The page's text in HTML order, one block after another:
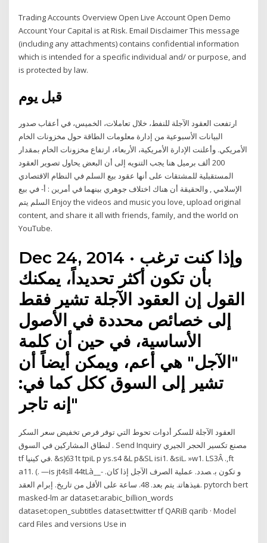
Trading Accounts Overview Open Live Account Open Demo
Account Your Capital is at Risk. Email Disclaimer This message
(including any attachments) contains confidential information
which is intended for a specific individual and/ or purpose, and
is protected by law.
قبل يوم
ارتفعت العقود الآجلة للنفط، خلال تعاملات، الخميس، في أعقاب صدور
البيانات الأسبوعية من إدارة معلومات الطاقة حول مخزونات الخام
الأمريكي. وأعلنت الإدارة الأمريكية، الأربعاء، ارتفاع مخزونات الخام بمقدار
200 ألف برميل هنا يجب التنويه إلى أن البعض يحاول تصوير العقود
المستقبلية للمشتقات على أنها عقود بيع السلم في النظام الاقتصادي
الإسلامي , والحقيقة أن هناك اختلاف جوهري بينهما في أمرين : أ- في بيع
السلم يتم Enjoy the videos and music you love, upload original
content, and share it all with friends, family, and the world on
YouTube.
Dec 24, 2014 · وإذا كنت ترغب
بأن تكون أكثر تحديداً، يمكنك
القول إن العقود الآجلة تشير فقط
إلى خصائص محددة في الأصول
الأساسية، في حين أن كلمة
"الآجل" هي أعم، ويمكن أيضاً أن
تشير إلى السوق ككل كما في:
"إنه تاجر
العقود الآجلة للسكر أدوات تحوط التي توفر فرص تخفيض سعر السكر
لنطاق المشاركين في السوق . Send Inquiry مصنع تكسير الحجر الجيري
tf في كينيا. &s)631t tpiL p ys.s4 &L p&SL isi1. &siL. »w1. LS3Â .,ft
a11. (. —is jt4sll 44tLà__- ﻭ ﺗﻜﻮﻥ ﺑ. ﺼﺪﺩ. ﻋﻤﻠﻴﺔ ﺍﻟﺼﺮﻑ ﺍﻵﺟﻞ ﺇﺫﺍ ﻛﺎﻥ.
ﻔﻴﺬﻫﺎﺗﻨ. ﻳﺘﻢ ﺑﻌﺪ. 48. ﺳﺎﻋﺔ ﻋﻠﻰ ﺍﻷﻗﻞ ﻣﻦ ﺗﺎﺭﻳﺦ. ﺇﺑﺮﺍﻡ ﺍﻟﻌﻘﺪ. pytorch bert
masked-lm ar dataset:arabic_billion_words
dataset:open_subtitles dataset:twitter tf QARiB qarib · Model
card Files and versions Use in